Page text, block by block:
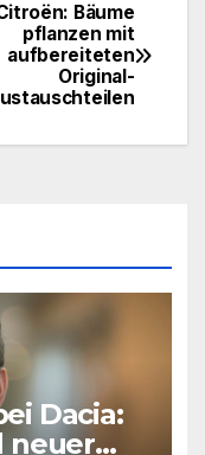
Bäume
pflanzen mit
aufbereiteten
Original-
Dacia:
neuer